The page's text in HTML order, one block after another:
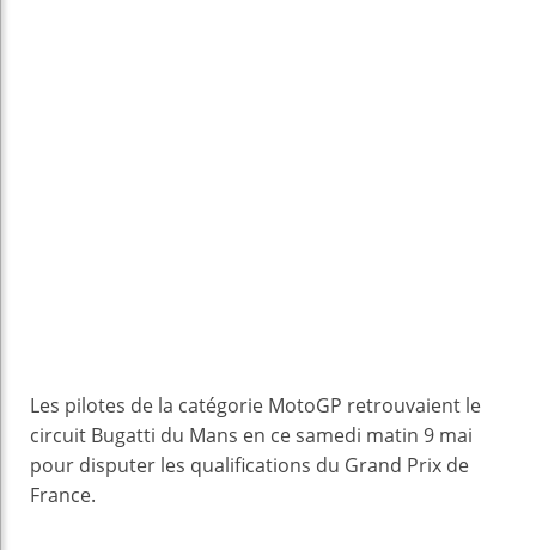
Les pilotes de la catégorie MotoGP retrouvaient le
circuit Bugatti du Mans en ce samedi matin 9 mai
pour disputer les qualifications du Grand Prix de
France.